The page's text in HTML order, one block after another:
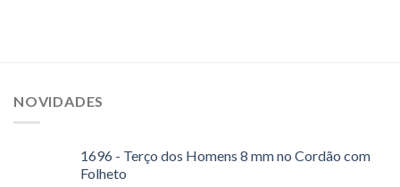
NOVIDADES
1696 - Terço dos Homens 8 mm no Cordão com
Folheto